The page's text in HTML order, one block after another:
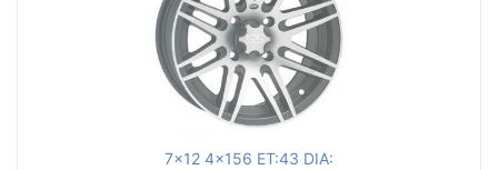
7x12 4x156 ET:43 DIA: